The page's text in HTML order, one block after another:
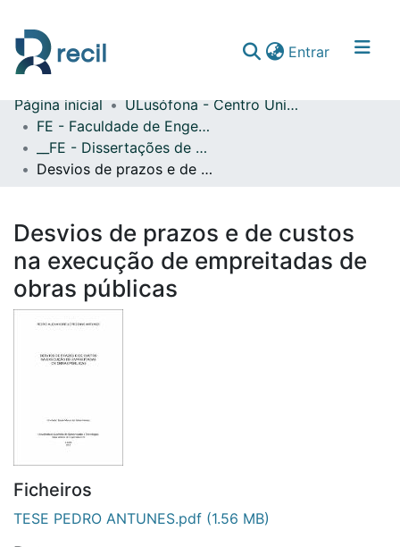
Entrar(current)
Comunidades & Coleções
Percorrer repositório
Página inicial
ULusófona - Centro Universitário de Lisboa
FE - Faculdade de Engenharia
__FE - Dissertações de Mestrado
Desvios de prazos e de custos na execução de empreitadas de obras públicas
Desvios de prazos e de custos
na execução de empreitadas de
obras públicas
Ficheiros
TESE PEDRO ANTUNES.pdf (1.56 MB)